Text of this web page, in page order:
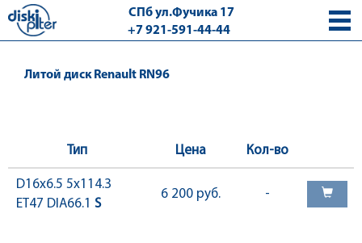
СПб ул.Фучика 17
+7 921-591-44-44
Литой диск Renault RN96
Тип Цена Кол-во
D16x6.5 5x114.3
ET47 DIA66.1 S
6 200 руб. -